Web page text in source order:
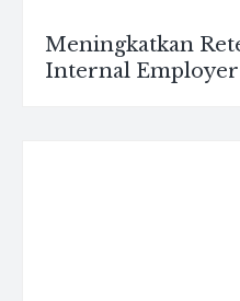
Meningkatkan
Internal